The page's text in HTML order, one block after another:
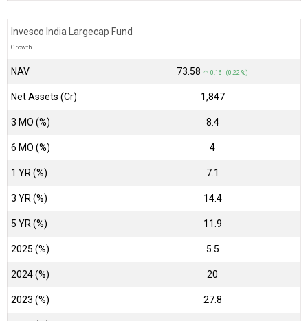
Invesco India Largecap Fund
Growth
NAV ₹73.58 ↑ 0.16 (0.22 %)
Net Assets (Cr) ₹1,847
3 MO (%) 8.4
6 MO (%) 4
1 YR (%) 7.1
3 YR (%) 14.4
5 YR (%) 11.9
2025 (%) 5.5
2024 (%) 20
2023 (%) 27.8